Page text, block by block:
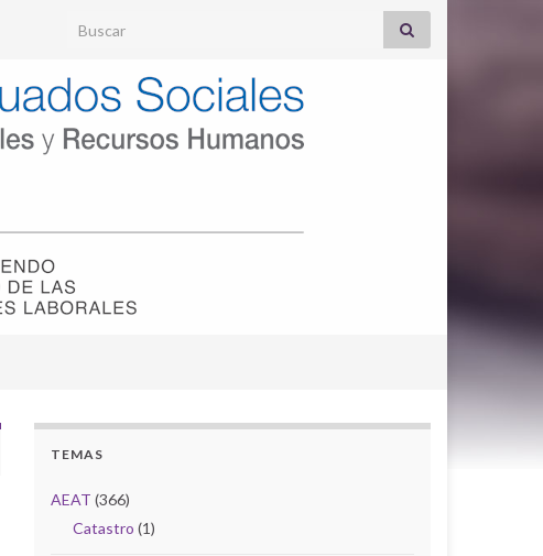
Search for:
TEMAS
AEAT (366)
Catastro (1)